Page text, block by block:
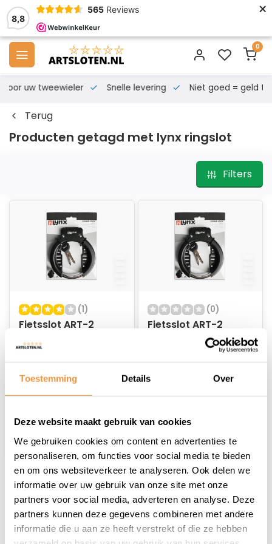
Toestemming Details Over
Deze website maakt gebruik van cookies
We gebruiken cookies om content en advertenties te
personaliseren, om functies voor social media te bieden
en om ons websiteverkeer te analyseren. Ook delen we
informatie over uw gebruik van onze site met onze
partners voor social media, adverteren en analyse. Deze
partners kunnen deze gegevens combineren met andere
informatie die u aan ze heeft verstrekt of die ze hebben
8,8
565 Reviews ×
0
voor uw tweewieler Snelle levering Niet goed = geld
Terug
Producten getagd met lynx ringslot
Filters
(1)
Fietsslot ART-2
MBT4155
Op voorraad
(0)
Fietsslot ART-2
Ringslot 74mm
Op voorraad
1